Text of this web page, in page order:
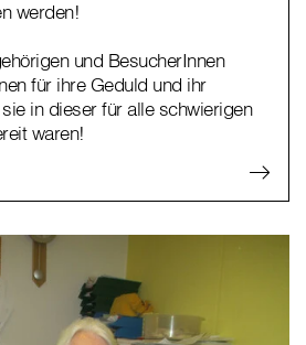
werden!
und BesucherInnen
für ihre Geduld und ihr
in dieser für alle schwierigen
waren!